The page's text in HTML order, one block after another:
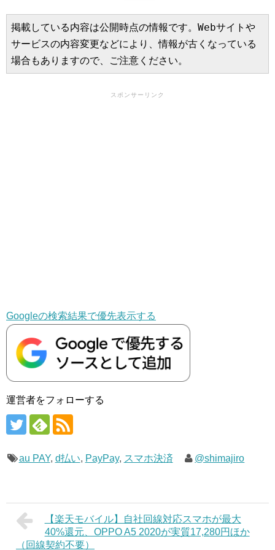
掲載している内容は公開時点の情報です。Webサイトや
サービスの内容変更などにより、情報が古くなっている
場合もありますので、ご注意ください。
スポンサーリンク
Googleの検索結果で優先表示する
運営者をフォローする
au PAY, d払い, PayPay, スマホ決済 @shimajiro
【楽天モバイル】自社回線対応スマホが最大
40%還元、OPPO A5 2020が実質17,280円ほか
（回線契約不要）